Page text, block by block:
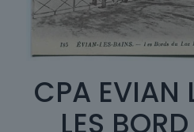
CPA EVIAN
LES